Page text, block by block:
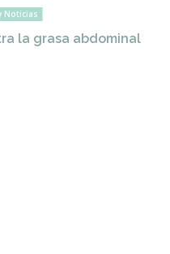
Noticias
la grasa abdominal